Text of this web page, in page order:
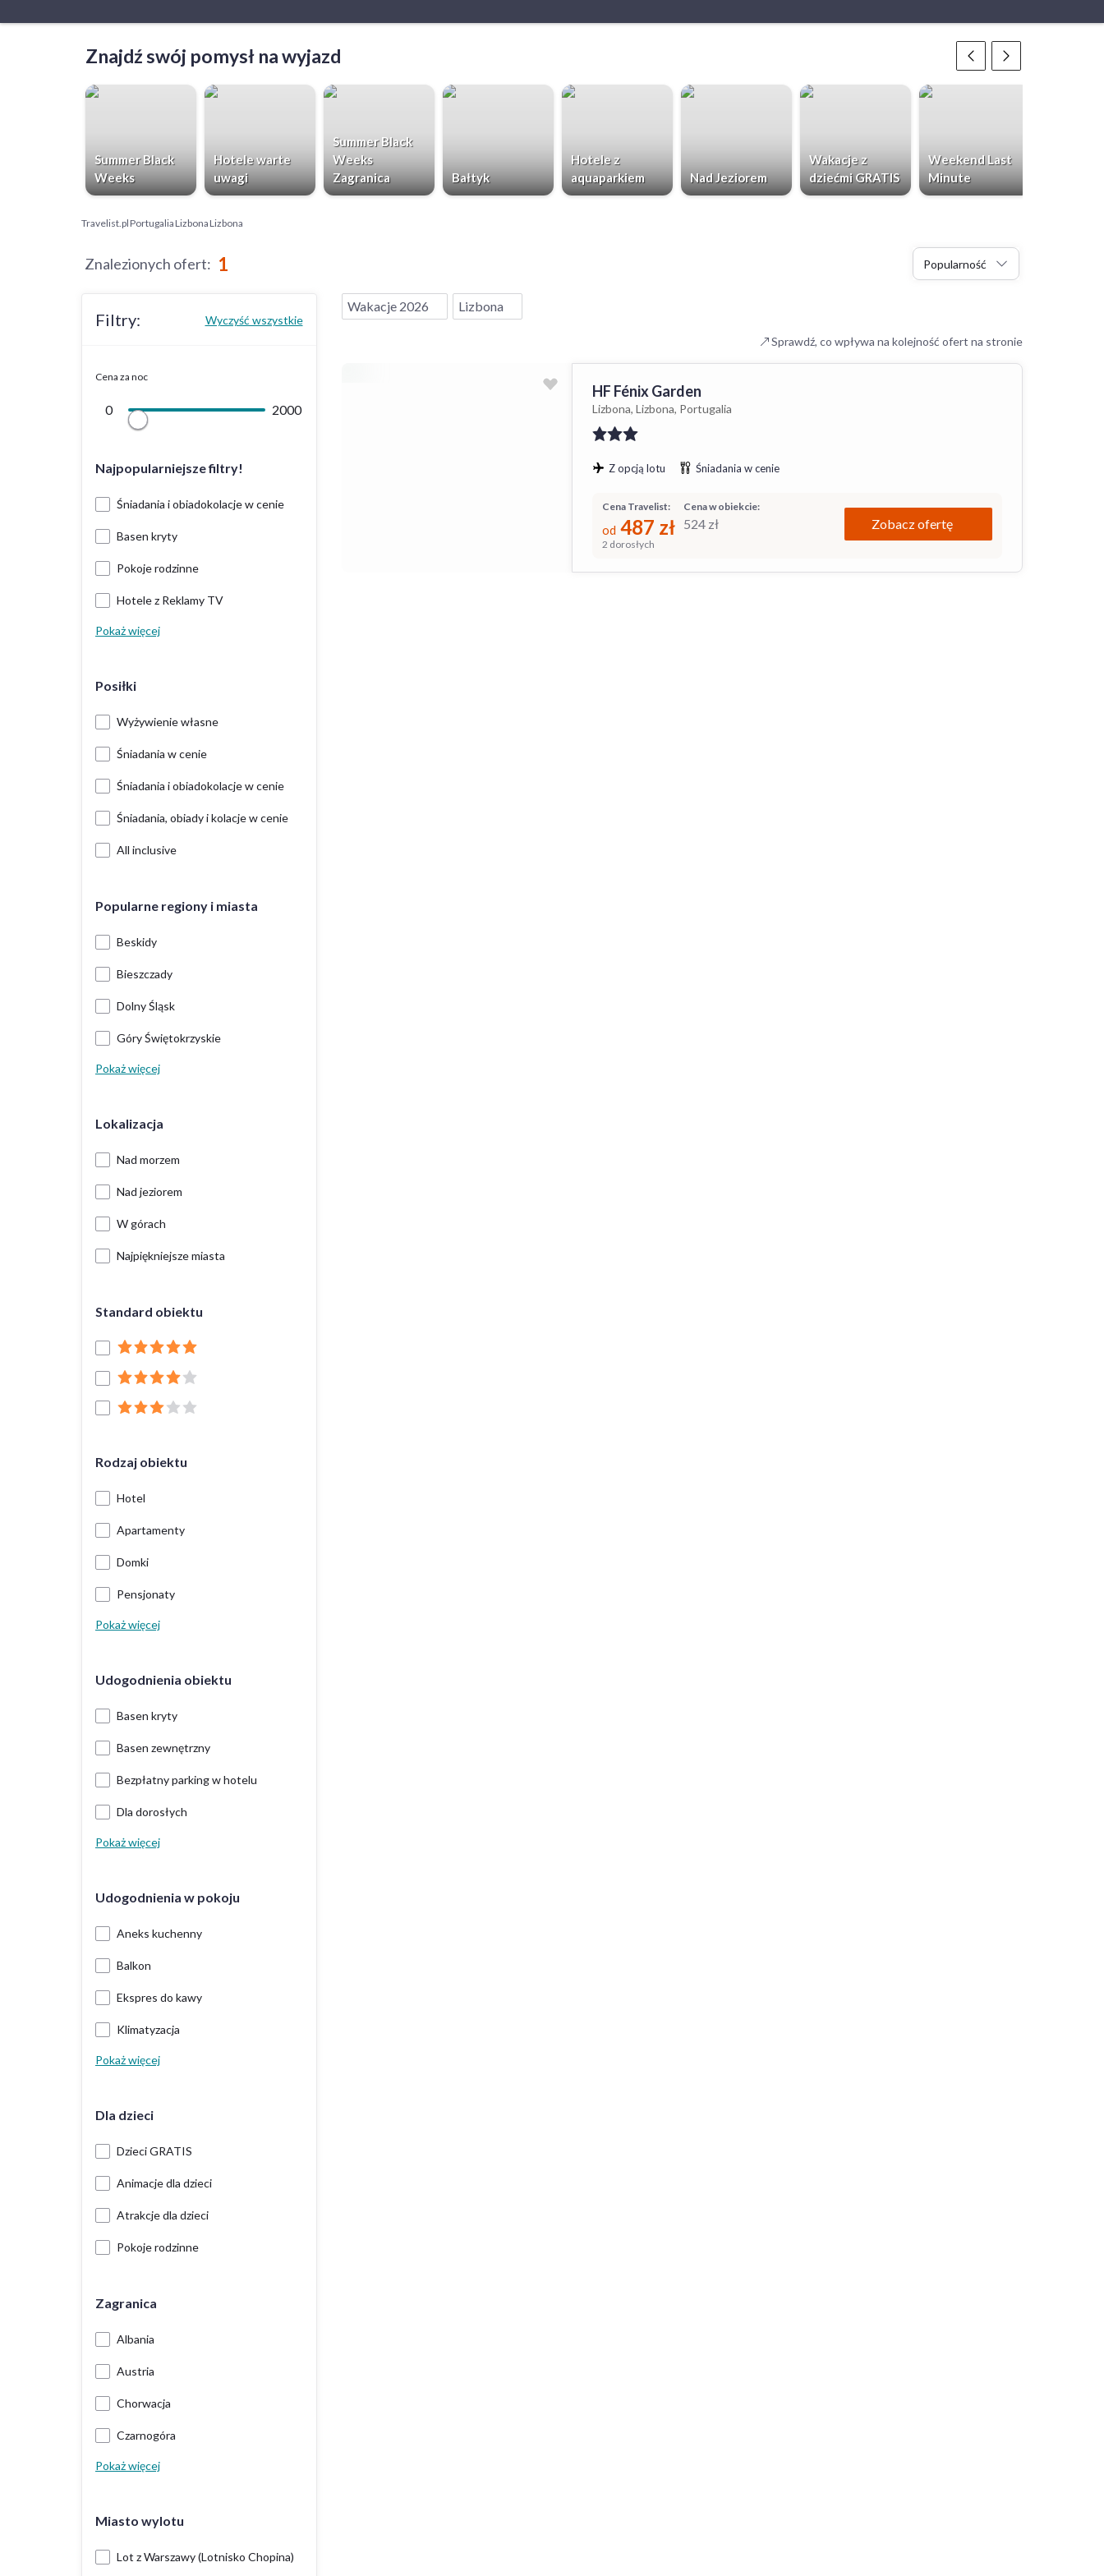
Znajdź swój pomysł na wyjazd
Summer Black
Weeks
Hotele warte
uwagi
Summer Black
Weeks
Zagranica
Bałtyk
Hotele z
aquaparkiem
Nad Jeziorem
Wakacje z
dziećmi GRATIS
Weekend Last
Minute
Travelist.plPortugaliaLizbonaLizbona
Znalezionych ofert: 1 Popularność
Filtry: Wyczyść wszystkie
Cena za noc
0 2000
Najpopularniejsze filtry!
Śniadania i obiadokolacje w cenie
Basen kryty
Pokoje rodzinne
Hotele z Reklamy TV
Pokaż więcej
Posiłki
Wyżywienie własne
Śniadania w cenie
Śniadania i obiadokolacje w cenie
Śniadania, obiady i kolacje w cenie
All inclusive
Popularne regiony i miasta
Beskidy
Bieszczady
Dolny Śląsk
Góry Świętokrzyskie
Pokaż więcej
Lokalizacja
Nad morzem
Nad jeziorem
W górach
Najpiękniejsze miasta
Standard obiektu
Rodzaj obiektu
Hotel
Apartamenty
Domki
Pensjonaty
Pokaż więcej
Udogodnienia obiektu
Basen kryty
Basen zewnętrzny
Bezpłatny parking w hotelu
Dla dorosłych
Pokaż więcej
Udogodnienia w pokoju
Aneks kuchenny
Balkon
Ekspres do kawy
Klimatyzacja
Pokaż więcej
Dla dzieci
Dzieci GRATIS
Animacje dla dzieci
Atrakcje dla dzieci
Pokoje rodzinne
Zagranica
Albania
Austria
Chorwacja
Czarnogóra
Pokaż więcej
Miasto wylotu
Lot z Warszawy (Lotnisko Chopina)
Wakacje 2026 Lizbona
Sprawdź, co wpływa na kolejność ofert na stronie
HF Fénix Garden
Lizbona, Lizbona, Portugalia
Z opcją lotu Śniadania w cenie
Cena w obiekcie:
524 zł
Cena Travelist:
od 487 zł
2 dorosłych
Zobacz ofertę